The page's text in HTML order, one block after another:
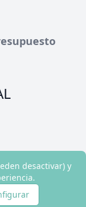
desactivar) y
reservados.